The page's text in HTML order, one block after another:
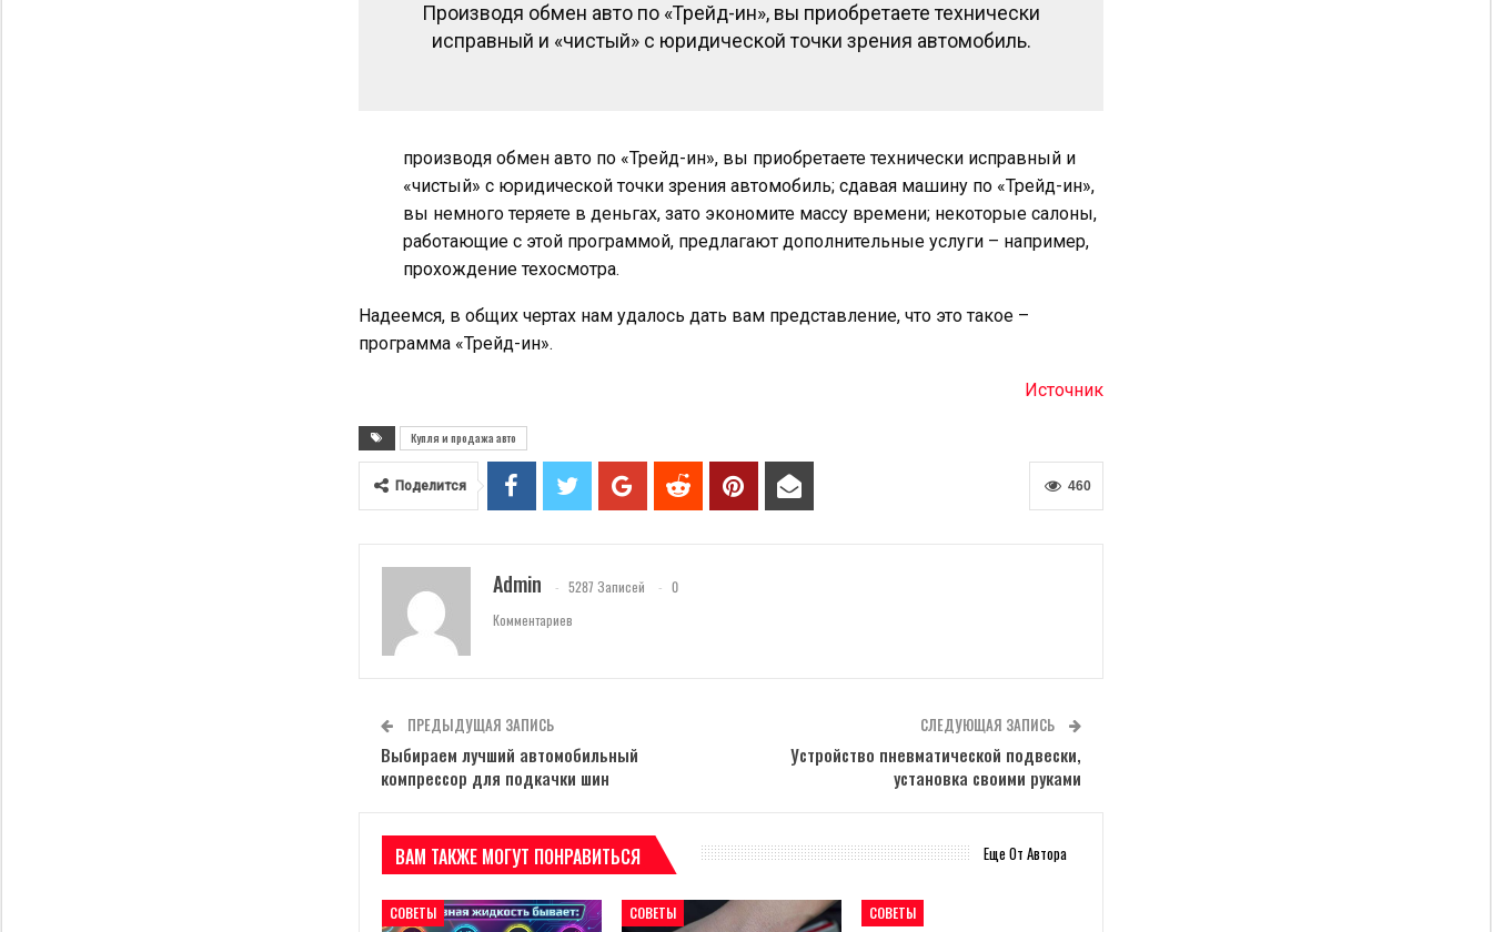
Производя обмен авто по «Трейд-ин», вы приобретаете технически
исправный и «чистый» с юридической точки зрения автомобиль.
производя обмен авто по «Трейд-ин», вы приобретаете технически исправный и
«чистый» с юридической точки зрения автомобиль; сдавая машину по «Трейд-ин»,
вы немного теряете в деньгах, зато экономите массу времени; некоторые салоны,
работающие с этой программой, предлагают дополнительные услуги – например,
прохождение техосмотра.
Надеемся, в общих чертах нам удалось дать вам представление, что это такое –
программа «Трейд-ин».
Источник
Купля и продажа авто
460
Поделится
Admin 5287 Записей
0
Комментариев
ПРЕДЫДУЩАЯ ЗАПИСЬ
Выбираем лучший автомобильный
компрессор для подкачки шин
СЛЕДУЮЩАЯ ЗАПИСЬ
Устройство пневматической подвески,
установка своими руками
ВАМ ТАКЖЕ МОГУТ ПОНРАВИТЬСЯ Еще От Автора
СОВЕТЫ СОВЕТЫ СОВЕТЫ